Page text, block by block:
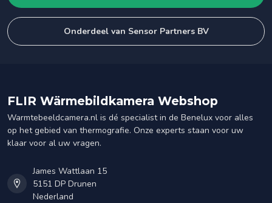
Onderdeel van Sensor Partners BV
FLIR Wärmebildkamera Webshop
Warmtebeeldcamera.nl is dé specialist in de Benelux voor alles
op het gebied van thermografie. Onze experts staan voor uw
klaar voor al uw vragen.
James Wattlaan 15
5151 DP Drunen
Nederland